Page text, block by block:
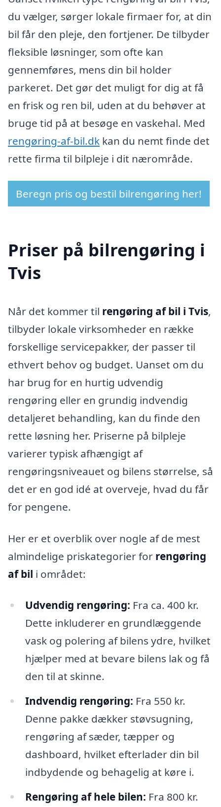
du vælger, sørger lokale firmaer for, at din
bil får den pleje, den fortjener. De tilbyder
fleksible løsninger, som ofte kan
gennemføres, mens din bil holder
parkeret. Det gør det muligt for dig at få
en frisk og ren bil, uden at du behøver at
bruge tid på at besøge en vaskehal. Med
rengøring-af-bil.dk kan du nemt finde det
rette firma til bilpleje i dit nærområde.
Beregn pris og bestil bilrengøring her!
Priser på bilrengøring i
Tvis
Når det kommer til rengøring af bil i Tvis,
tilbyder lokale virksomheder en række
forskellige servicepakker, der passer til
ethvert behov og budget. Uanset om du
har brug for en hurtig udvendig
rengøring eller en grundig indvendig
detaljeret behandling, kan du finde den
rette løsning her. Priserne på bilpleje
varierer typisk afhængigt af
rengøringsniveauet og bilens størrelse, så
det er en god idé at overveje, hvad du får
for pengene.
Her er et overblik over nogle af de mest
almindelige priskategorier for rengøring
af bil i området:
Udvendig rengøring: Fra ca. 400 kr.
Dette inkluderer en grundlæggende
vask og polering af bilens ydre, hvilket
hjælper med at bevare bilens lak og få
den til at skinne.
Indvendig rengøring: Fra 550 kr.
Denne pakke dækker støvsugning,
rengøring af sæder, tæpper og
dashboard, hvilket efterlader din bil
indbydende og behagelig at køre i.
Rengøring af hele bilen: Fra 800 kr.